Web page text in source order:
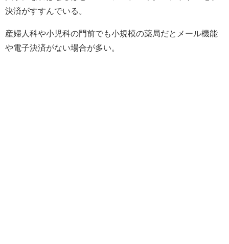
決済がすすんでいる。
産婦人科や小児科の門前でも小規模の薬局だとメール機能
や電子決済がない場合が多い。